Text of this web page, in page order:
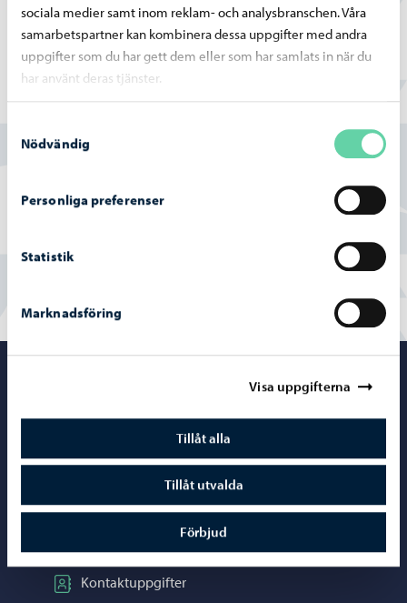
sociala medier samt inom reklam- och analysbranschen. Våra
samarbetspartner kan kombinera dessa uppgifter med andra
uppgifter som du har gett dem eller som har samlats in när du
har använt deras tjänster.
Nödvändig
Personliga preferenser
Statistik
Marknadsföring
Visa uppgifterna
Tillåt alla
Tillåt utvalda
Förbjud
Byggnadstillsynens kontaktuppgifter
Kontaktuppgifter
Borgåinfo
Telefonrådgivning: 020 692 250
Kontaktuppgifter